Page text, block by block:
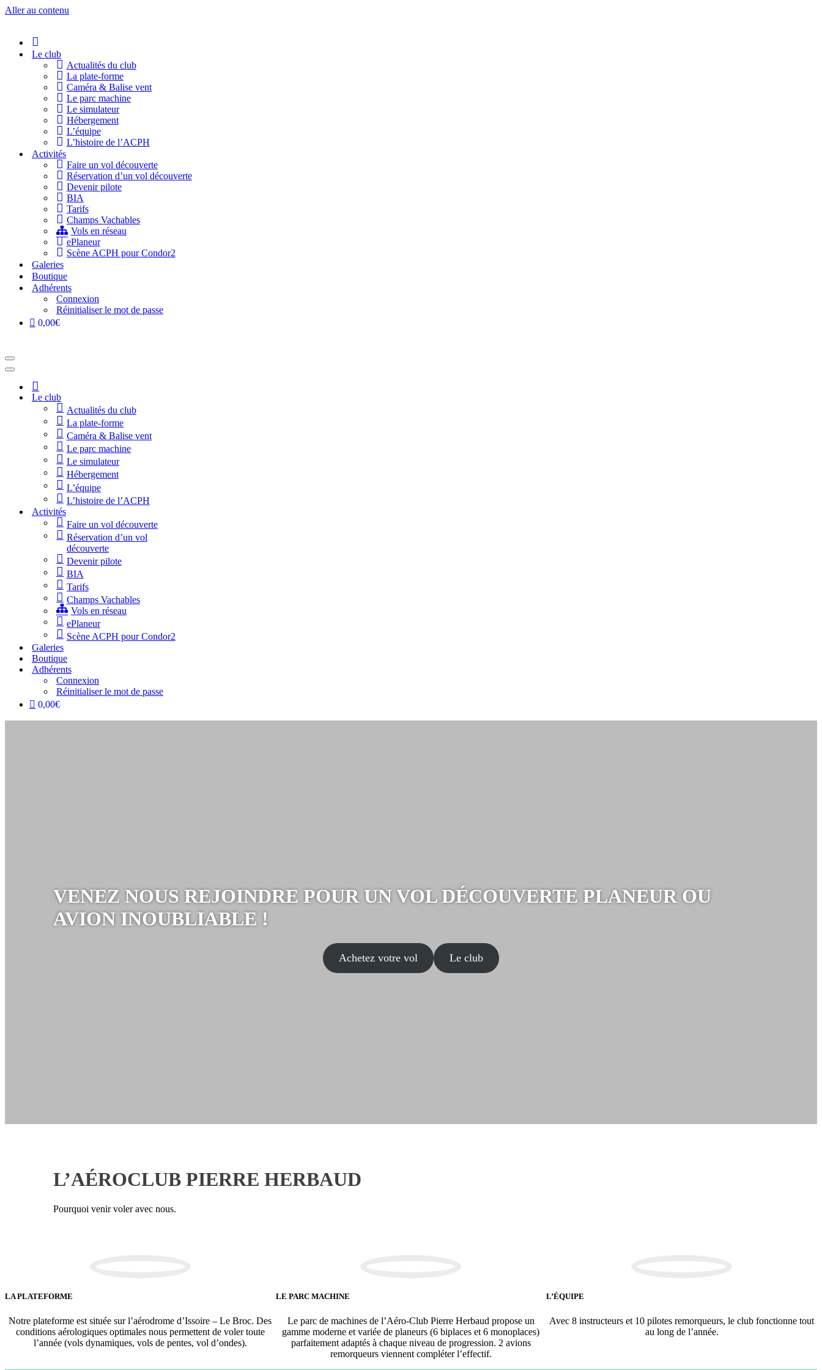
Aller au contenu
Le club
Actualités du club
La plate-forme
Caméra & Balise vent
Le parc machine
Le simulateur
Hébergement
L’équipe
L’histoire de l’ACPH
Activités
Faire un vol découverte
Réservation d’un vol découverte
Devenir pilote
BIA
Tarifs
Champs Vachables
Vols en réseau
ePlaneur
Scène ACPH pour Condor2
Galeries
Boutique
Adhérents
Connexion
Réinitialiser le mot de passe
0,00€
Menu
de
navigation
Menu
navigationAccueil
Le club
Actualités du club
La plate-forme
Caméra & Balise vent
Le parc machine
Le simulateur
Hébergement
L’équipe
L’histoire de l’ACPH
Activités
Faire un vol découverte
Réservation d’un vol
découverte
Devenir pilote
BIA
Tarifs
Champs Vachables
Vols en réseau
ePlaneur
Scène ACPH pour Condor2
Galeries
Boutique
Adhérents
Connexion
Réinitialiser le mot de passe
0,00€
VENEZ NOUS REJOINDRE POUR UN VOL DÉCOUVERTE PLANEUR OU
AVION INOUBLIABLE !
Achetez votre vol Le club
L’AÉROCLUB PIERRE HERBAUD
Pourquoi venir voler avec nous.
LA PLATEFORME
Notre plateforme est située sur l’aérodrome d’Issoire – Le Broc. Des
conditions aérologiques optimales nous permettent de voler toute
l’année (vols dynamiques, vols de pentes, vol d’ondes).
LE PARC MACHINE
Le parc de machines de l’Aéro-Club Pierre Herbaud propose un
gamme moderne et variée de planeurs (6 biplaces et 6 monoplaces)
parfaitement adaptés à chaque niveau de progression. 2 avions
remorqueurs viennent compléter l’effectif.
L’ÉQUIPE
Avec 8 instructeurs et 10 pilotes remorqueurs, le club fonctionne tout
au long de l’année.